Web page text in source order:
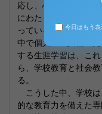
応し、心身ともに、
にわたって学習の機
っている。人間は生
中で個人の「人格の
する生涯学習は、こ
ら、学校教育と社会
る。
こうした中、学校は
的な教育力を備えた
今日はもう